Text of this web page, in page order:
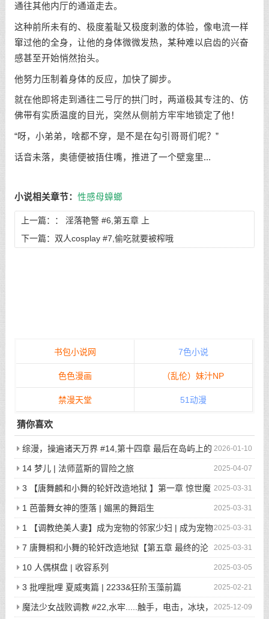
通往其他内厅的通道走去。
这种前所未有的、极度羞耻又极度刺激的体验，像电流一样
窜过他的全身，让他的身体微微发热，某种难以启齿的兴奋
感甚至开始悄然抬头。
他努力压制着身体的反应，加快了脚步。
就在他即将走到通往二号厅的拱门时，两道极其专注的、仿
佛带有实质温度的目光，突然从侧前方牢牢地锁定了他！
“呀，小弟弟，啥都不穿，是不是在勾引哥哥们呢？”
话音未落，奥德便被捂住嘴，推进了一个壁龛里...
小说相关章节： 性感母蟑螂
上一篇：： 淫落艳警 #6,第五章 上
下一篇： 双人cosplay #7,偷吃就要被榨哦
书包小说网 7色小说
色色漫画 （乱伦）妹汁NP
禁漫天堂 51动漫
猜你喜欢
2026-01-10
综漫，操遍诸天万界 #14,第十四章 最后在岛屿上的
狂欢派对
2025-04-07
14 梦儿 | 法师蓝斯的冒险之旅
2025-03-31
3 【唐舞麟和小舞的轮奸改造地狱 】第一章 惊世魔
王现身 | 斗罗大陆同人
2025-03-31
1 芭蕾舞女神的堕落 | 媚黑的舞蹈生
2025-03-31
1 【调教绝美人妻】成为宠物的邻家少妇 | 成为宠物
的邻家少妇
2025-03-31
7 唐舞桐和小舞的轮奸改造地狱【第五章 最终的沦
陷】 | 斗罗大陆同人
2025-03-05
10 人偶棋盘 | 收容系列
2025-02-21
3 批哩批哩 夏威夷篇 | 2233&狂阶玉藻前篇
2025-12-09
魔法少女战败调教 #22,水牢.....触手，电击，冰块，